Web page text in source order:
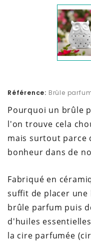
Référence: Brûle
Pourquoi un brûle
l'on trouve cela
mais surtout parce
bonheur dans de
Fabriqué en
suffit de placer une
brûle parfum puis
d'huiles
la cire parfumée